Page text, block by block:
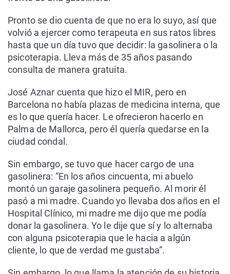
Pronto se dio cuenta de que no era lo suyo, así que
volvió a ejercer como terapeuta en sus ratos libres
hasta que un día tuvo que decidir: la gasolinera o la
psicoterapia. Lleva más de 35 años pasando
consulta de manera gratuita.
José Aznar cuenta que hizo el MIR, pero en
Barcelona no había plazas de medicina interna, que
es lo que quería hacer. Le ofrecieron hacerlo en
Palma de Mallorca, pero él quería quedarse en la
ciudad condal.
Sin embargo, se tuvo que hacer cargo de una
gasolinera: “En los años cincuenta, mi abuelo
montó un garaje gasolinera pequeño. Al morir él
pasó a mi madre. Cuando yo llevaba dos años en el
Hospital Clínico, mi madre me dijo que me podía
donar la gasolinera. Yo le dije que sí y lo alternaba
con alguna psicoterapia que le hacia a algún
cliente, lo que de verdad me gustaba”.